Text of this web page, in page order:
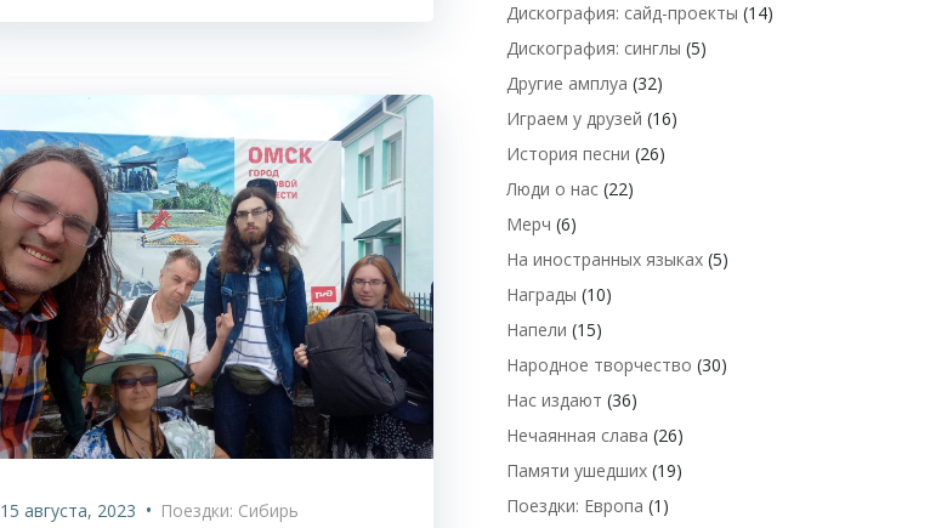
15 августа, 2023 • Поездки: Сибирь
Дискография: сайд-проекты (14)
Дискография: синглы (5)
Другие амплуа (32)
Играем у друзей (16)
История песни (26)
Люди о нас (22)
Мерч (6)
На иностранных языках (5)
Награды (10)
Напели (15)
Народное творчество (30)
Нас издают (36)
Нечаянная слава (26)
Памяти ушедших (19)
Поездки: Европа (1)